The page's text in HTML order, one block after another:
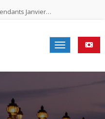
Janvier…
Novembre…
Juin…
MUNICIPALES 2026
N°2-2026